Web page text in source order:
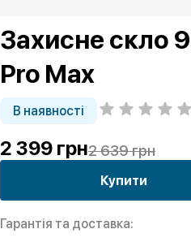
Захисне скло
Pro Max
В наявності
2 399 грн2 639 грн
Купити
Гарантія та доставка: